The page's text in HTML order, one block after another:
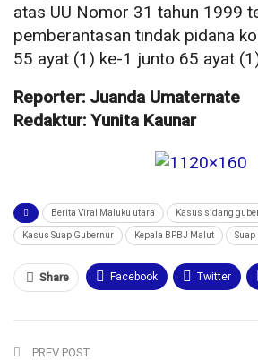
atas UU Nomor 31 tahun 1999
pemberantasan tindak pidana
55 ayat (1) ke-1 junto 65 ayat
Reporter: Juanda Umaternate
Redaktur: Yunita Kaunar
Berita Viral Maluku utara Kasus sidang
Kasus Suap Gubernur Kepala BPBJ Malut Suap
Share Facebook Twitter
PREV POST